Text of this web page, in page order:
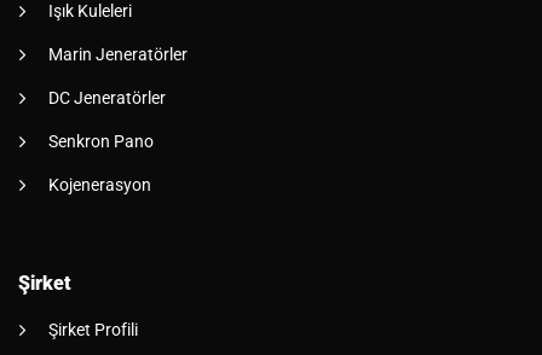
Işık Kuleleri
Marin Jeneratörler
DC Jeneratörler
Senkron Pano
Kojenerasyon
Şirket
Şirket Profili